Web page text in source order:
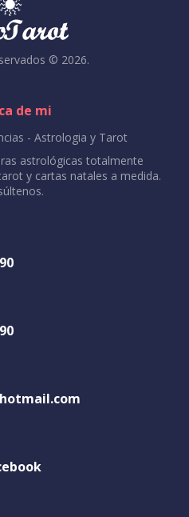
© 2026.
de mi
- Astrologia y Tarot
astrológicas totalmente
y cartas natales a medida.